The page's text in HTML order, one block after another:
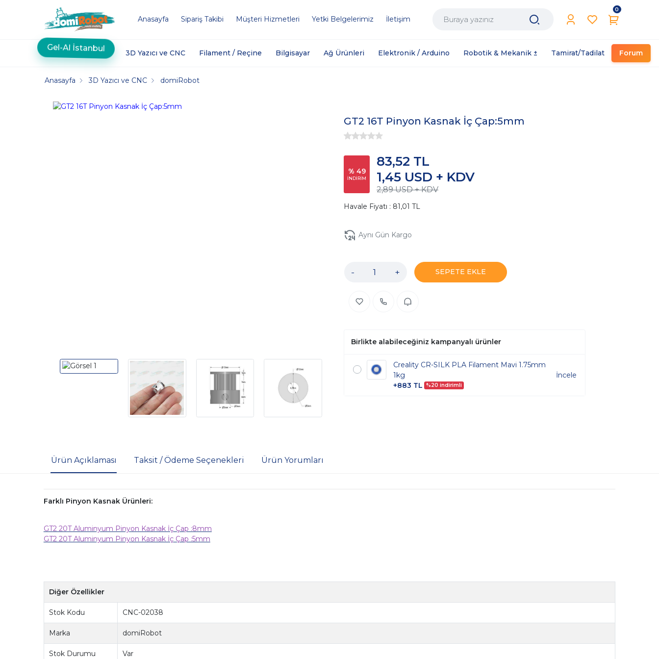
Anasayfa Sipariş Takibi Müşteri Hizmetleri Yetki Belgelerimiz İletişim
0
Gel-Al İstanbul 3D Yazıcı ve CNC Filament / Reçine Bilgisayar Ağ Ürünleri Elektronik / Arduino Robotik & Mekanik ± Tamirat/Tadilat Forum
Anasayfa 3D Yazıcı ve CNC domiRobot
GT2 16T Pinyon Kasnak İç Çap:5mm
% 49
İNDİRİM
2,89 USD + KDV
1,45 USD + KDV
83,52 TL
Havale Fiyatı : 81,01 TL
Aynı Gün Kargo
- + SEPETE EKLE
Birlikte alabileceğiniz kampanyalı ürünler
Creality CR-SILK PLA Filament Mavi 1.75mm
1kg
+883 TL
%20 indirimli
İncele
Ürün Açıklaması Taksit / Ödeme Seçenekleri Ürün Yorumları
Farklı Pinyon Kasnak Ürünleri:
GT2 20T Aluminyum Pinyon Kasnak İç Çap :8mm
GT2 20T Aluminyum Pinyon Kasnak İç Çap :5mm
Diğer Özellikler
Stok Kodu CNC-02038
Marka domiRobot
Stok Durumu Var